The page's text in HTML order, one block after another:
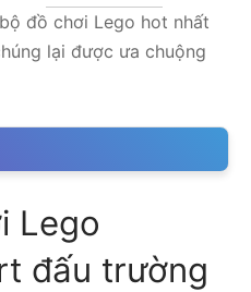
đồ chơi Lego hot nhất
lại được ưa chuộng
Lego
đấu trường